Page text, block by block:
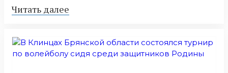
Читать далее